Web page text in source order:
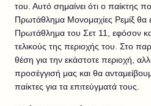
του. Αυτό σημαίνει ότι ο παίκτης
Πρωτάθλημα Μονομαχίες Ρεμίξ θα
Πρωτάθλημα του Σετ 11, εφόσον
τελικούς της περιοχής του. Στο
θέση για την εκάστοτε περιοχή,
προσέγγισή μας και θα
παίκτες για τα επιτεύγματά τους.